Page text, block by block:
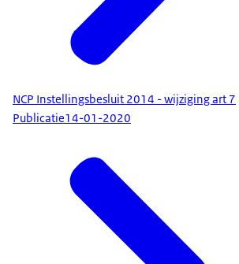
NCP Instellingsbesluit 2014 - wijziging art 7
Publicatie14-01-2020